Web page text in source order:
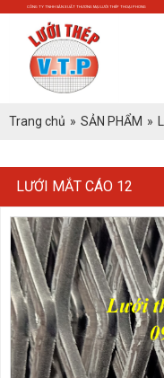
CÔNG TY TNHH SẢN XUẤT THƯƠNG MẠI LƯỚI THÉP THOẠI PHONG
Trang chủ » SẢN PHẨM »
LƯỚI MẮT CÁO 12